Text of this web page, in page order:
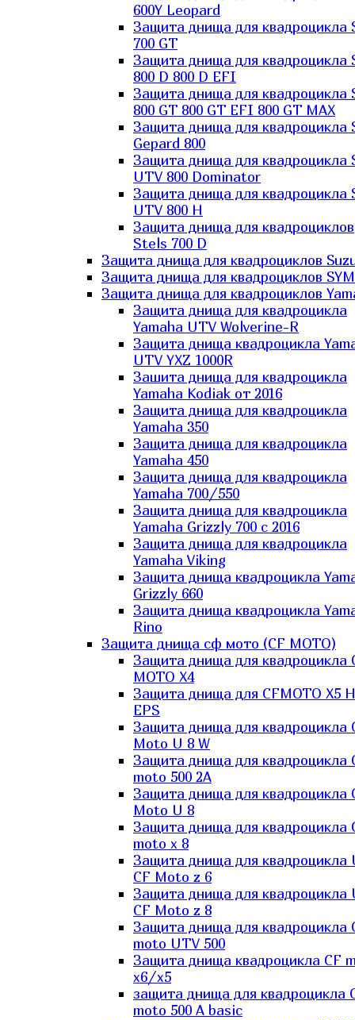
600Y Leopard
Защита днища для квадроцикла
700 GT
Защита днища для квадроцикла
800 D 800 D EFI
Защита днища для квадроцикла
800 GT 800 GT EFI 800 GT MAX
Защита днища для квадроцикла
Gepard 800
Защита днища для квадроцикла
UTV 800 Dominator
Защита днища для квадроцикла
UTV 800 H
Защита днища для квадроциклов
Stels 700 D
Защита днища для квадроциклов
Защита днища для квадроциклов SYM
Защита днища для квадроциклов
Защита днища для квадроцикла
Yamaha UTV Wolverine-R
Защита днища квадроцикла
UTV YXZ 1000R
Зашита днища для квадроцикла
Yamaha Kodiak от 2016
Защита днища для квадроцикла
Yamaha 350
Защита днища для квадроцикла
Yamaha 450
Защита днища для квадроцикла
Yamaha 700/550
Защита днища для квадроцикла
Yamaha Grizzly 700 с 2016
Защита днища для квадроцикла
Yamaha Viking
Защита днища квадроцикла
Grizzly 660
Защита днища квадроцикла
Rino
Защита днища сф мото (CF MOTO)
Защита днища для квадроцикла
MOTO X4
Защита днища для CFMOTO X5
EPS
Защита днища для квадроцикла
Moto U 8 W
Защита днища для квадроцикла
moto 500 2A
Защита днища для квадроцикла
Moto U 8
Защита днища для квадроцикла
moto x 8
Защита днища для квадроцикла
CF Moto z 6
Защита днища для квадроцикла
CF Moto z 8
Защита днища для квадроцикла
moto UTV 500
Защита днища квадроцикла СF
x6/x5
защита днища для квадроцикла
moto 500 A basic